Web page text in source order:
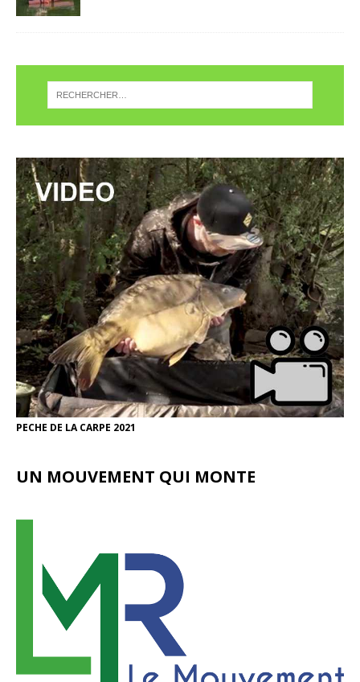
PECHE DE LA CARPE 2021
UN MOUVEMENT QUI MONTE